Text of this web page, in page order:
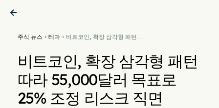

주식 뉴스  테마 비트코인, 확장 삼각형 패턴 따
비트코인, 확장 삼각형 패턴
따라 55,000달러 목표로
25% 조정 리스크 직면